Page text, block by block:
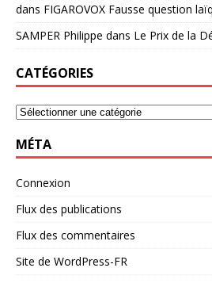
dans FIGAROVOX Fausse question
SAMPER Philippe dans Le Prix de la
CATÉGORIES
MÉTA
Connexion
Flux des publications
Flux des commentaires
Site de WordPress-FR